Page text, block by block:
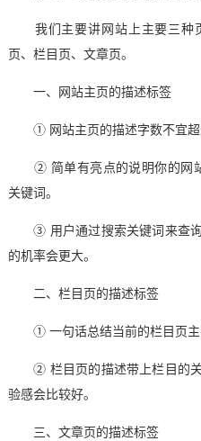
我们主要讲网站上主要三种
页、栏目页、文章页。
一、网站主页的描述标签
① 网站主页的描述字数不宜超
② 简单有亮点的说明你的网
关键词。
③ 用户通过搜索关键词来查询
的机率会更大。
二、栏目页的描述标签
① 一句话总结当前的栏目页主
② 栏目页的描述带上栏目的关
验感会比较好。
三、文章页的描述标签